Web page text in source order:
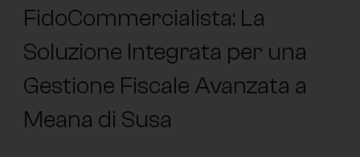
FidoCommercialista: La
Soluzione Integrata per una
Gestione Fiscale Avanzata a
Meana di Susa